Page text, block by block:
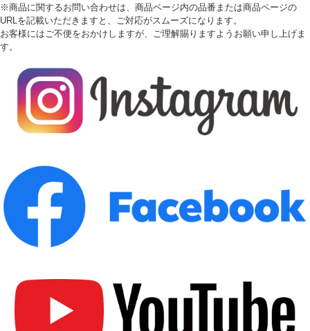
※商品に関するお問い合わせは、商品ページ内の品番または商品ページの
URLを記載いただきますと、ご対応がスムーズになります。
お客様にはご不便をおかけしますが、ご理解賜りますようお願い申し上げま
す。